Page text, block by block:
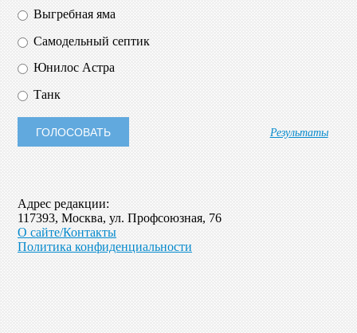
Выгребная яма
Самодельный септик
Юнилос Астра
Танк
Результаты
Адрес редакции:
117393, Москва, ул. Профсоюзная, 76
О сайте/Контакты
Политика конфиденциальности